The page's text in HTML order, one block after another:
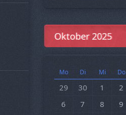
Oktober 2025
Mo Di Mi Do
29 30 1 2
6
7 8 9